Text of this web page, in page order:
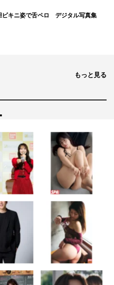
ビキニ姿で舌ペロ デジタル写真集
もっと見る